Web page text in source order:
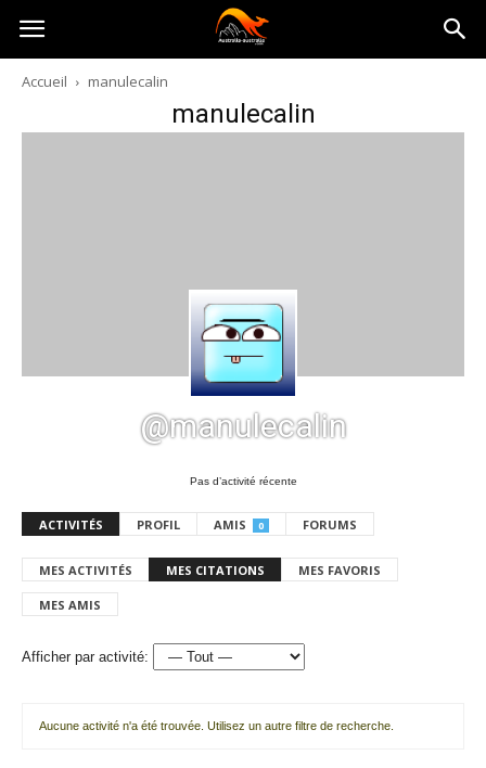
Australia-
australie.com
Accueil manulecalin
manulecalin
@manulecalin
Pas d’activité récente
ACTIVITÉS PROFIL AMIS 0 FORUMS
MES ACTIVITÉS MES CITATIONS MES FAVORIS
MES AMIS
Afficher par activité:
Aucune activité n'a été trouvée. Utilisez un autre filtre de recherche.